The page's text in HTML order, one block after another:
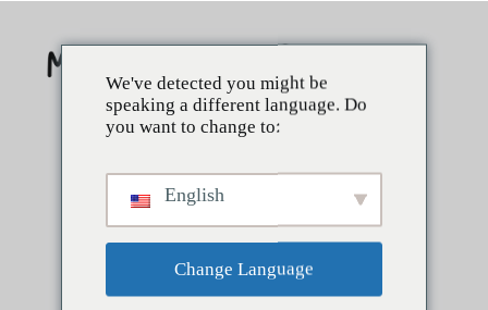
We've detected you might be
speaking a different language. Do
you want to change to:
English
Change Language